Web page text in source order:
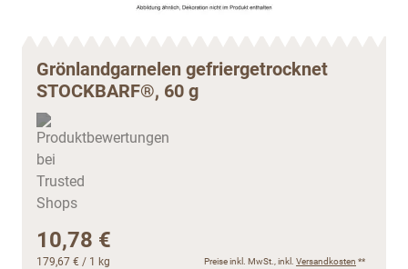
Grönlandgarnelen gefriergetrocknet
STOCKBARF®, 60 g
10,78 €
179,67 € / 1 kg Preise inkl. MwSt., inkl. Versandkosten **